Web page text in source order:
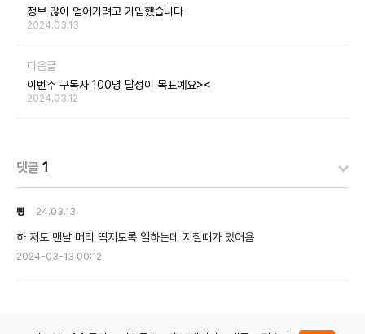
정보 많이 얻어가려고 가입했습니다
2024.03.13
다음글
이번주 구독자 100명 달성이 목표예요><
2024.03.12
댓글 1
삉 24.03.13
하 저도 맨날 머리 떡지도록 일하는데 지칠때가 있어욤
2024-03-13 00:12